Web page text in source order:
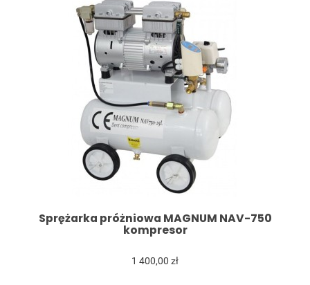
Sprężarka próżniowa MAGNUM NAV-750
kompresor
1 400,00 zł